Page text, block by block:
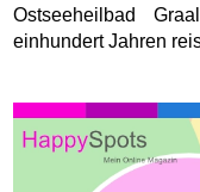
Ostseeheilbad
einhundert Jahren